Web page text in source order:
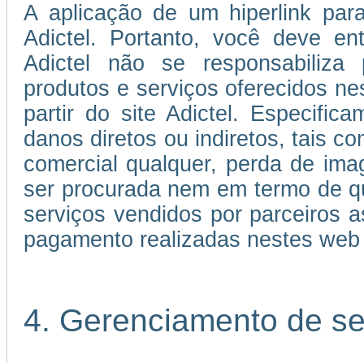
A aplicação de um hiperlink
Adictel. Portanto, você deve
Adictel não se responsabiliza
produtos e serviços oferecidos
partir do site Adictel.
danos diretos ou indiretos, tais
comercial qualquer, perda de
ser procurada nem em termo de
serviços vendidos por parceiros
pagamento realizadas nestes
4. Gerenciamento de